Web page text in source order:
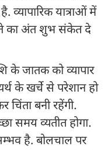
व्यापारिक यात्राओं में
का अंत शुभ संकेत दे
के जातक को व्यापार
के खर्चे से परेशान हो
बनी रहेंगी.
समय व्यतीत होगा.
है. बोलचाल पर